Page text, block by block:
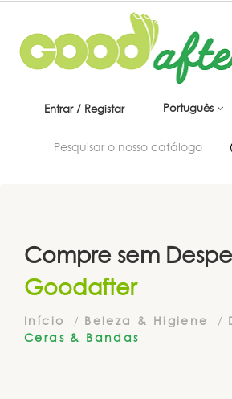
Entrar / Registar Português
Compre sem
Goodafter
Início Beleza & Higiene
Ceras & Bandas